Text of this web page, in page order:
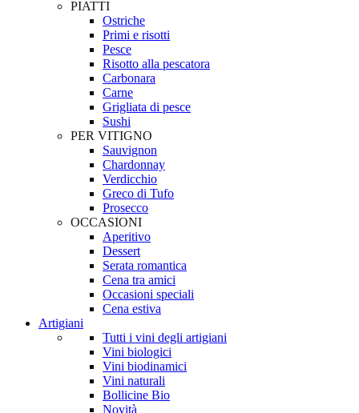
PIATTI
Ostriche
Primi e risotti
Pesce
Risotto alla pescatora
Carbonara
Carne
Grigliata di pesce
Sushi
PER VITIGNO
Sauvignon
Chardonnay
Verdicchio
Greco di Tufo
Prosecco
OCCASIONI
Aperitivo
Dessert
Serata romantica
Cena tra amici
Occasioni speciali
Cena estiva
Artigiani
Tutti i vini degli artigiani
Vini biologici
Vini biodinamici
Vini naturali
Bollicine Bio
Novità